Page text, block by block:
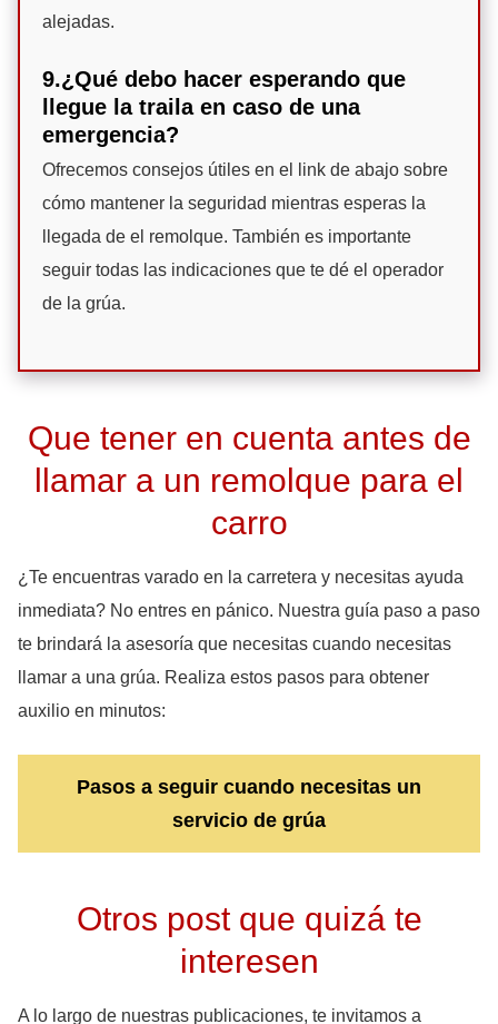
alejadas.
9.¿Qué debo hacer esperando que
llegue la traila en caso de una
emergencia?
Ofrecemos consejos útiles en el link de abajo sobre
cómo mantener la seguridad mientras esperas la
llegada de el remolque. También es importante
seguir todas las indicaciones que te dé el operador
de la grúa.
Que tener en cuenta antes de
llamar a un remolque para el
carro
¿Te encuentras varado en la carretera y necesitas ayuda
inmediata? No entres en pánico. Nuestra guía paso a paso
te brindará la asesoría que necesitas cuando necesitas
llamar a una grúa. Realiza estos pasos para obtener
auxilio en minutos:
Pasos a seguir cuando necesitas un
servicio de grúa
Otros post que quizá te
interesen
A lo largo de nuestras publicaciones, te invitamos a